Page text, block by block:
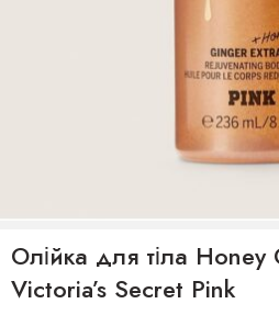
Олійка для тіла Honey
Victoria’s Secret Pink